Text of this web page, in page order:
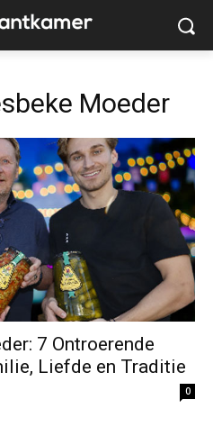
Moeder
7 Ontroerende
Liefde en Traditie
0